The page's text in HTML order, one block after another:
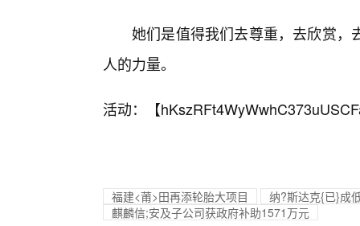
她们是值得我们去尊重，去欣赏，
人的力量。
活动：【
福建<莆>田再添轮胎大项目
纳?斯达克{已}成
麒麟信;安及子公司获政府补助1571万元